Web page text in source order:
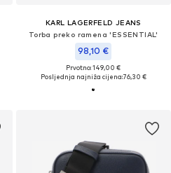
KARL LAGERFELD JEANS
Torba preko ramena 'ESSENTIAL'
98,10 €
Prvotno: 149,00 €
Posljednja najniža cijena:76,30 €